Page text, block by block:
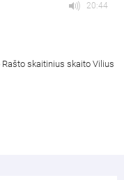
20:44
skaitinius skaito Vilius